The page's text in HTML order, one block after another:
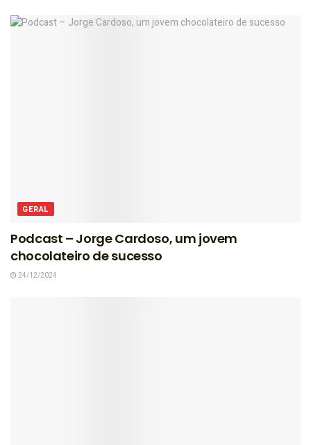
GERAL
Podcast – Jorge Cardoso, um jovem
chocolateiro de sucesso
24/12/2024